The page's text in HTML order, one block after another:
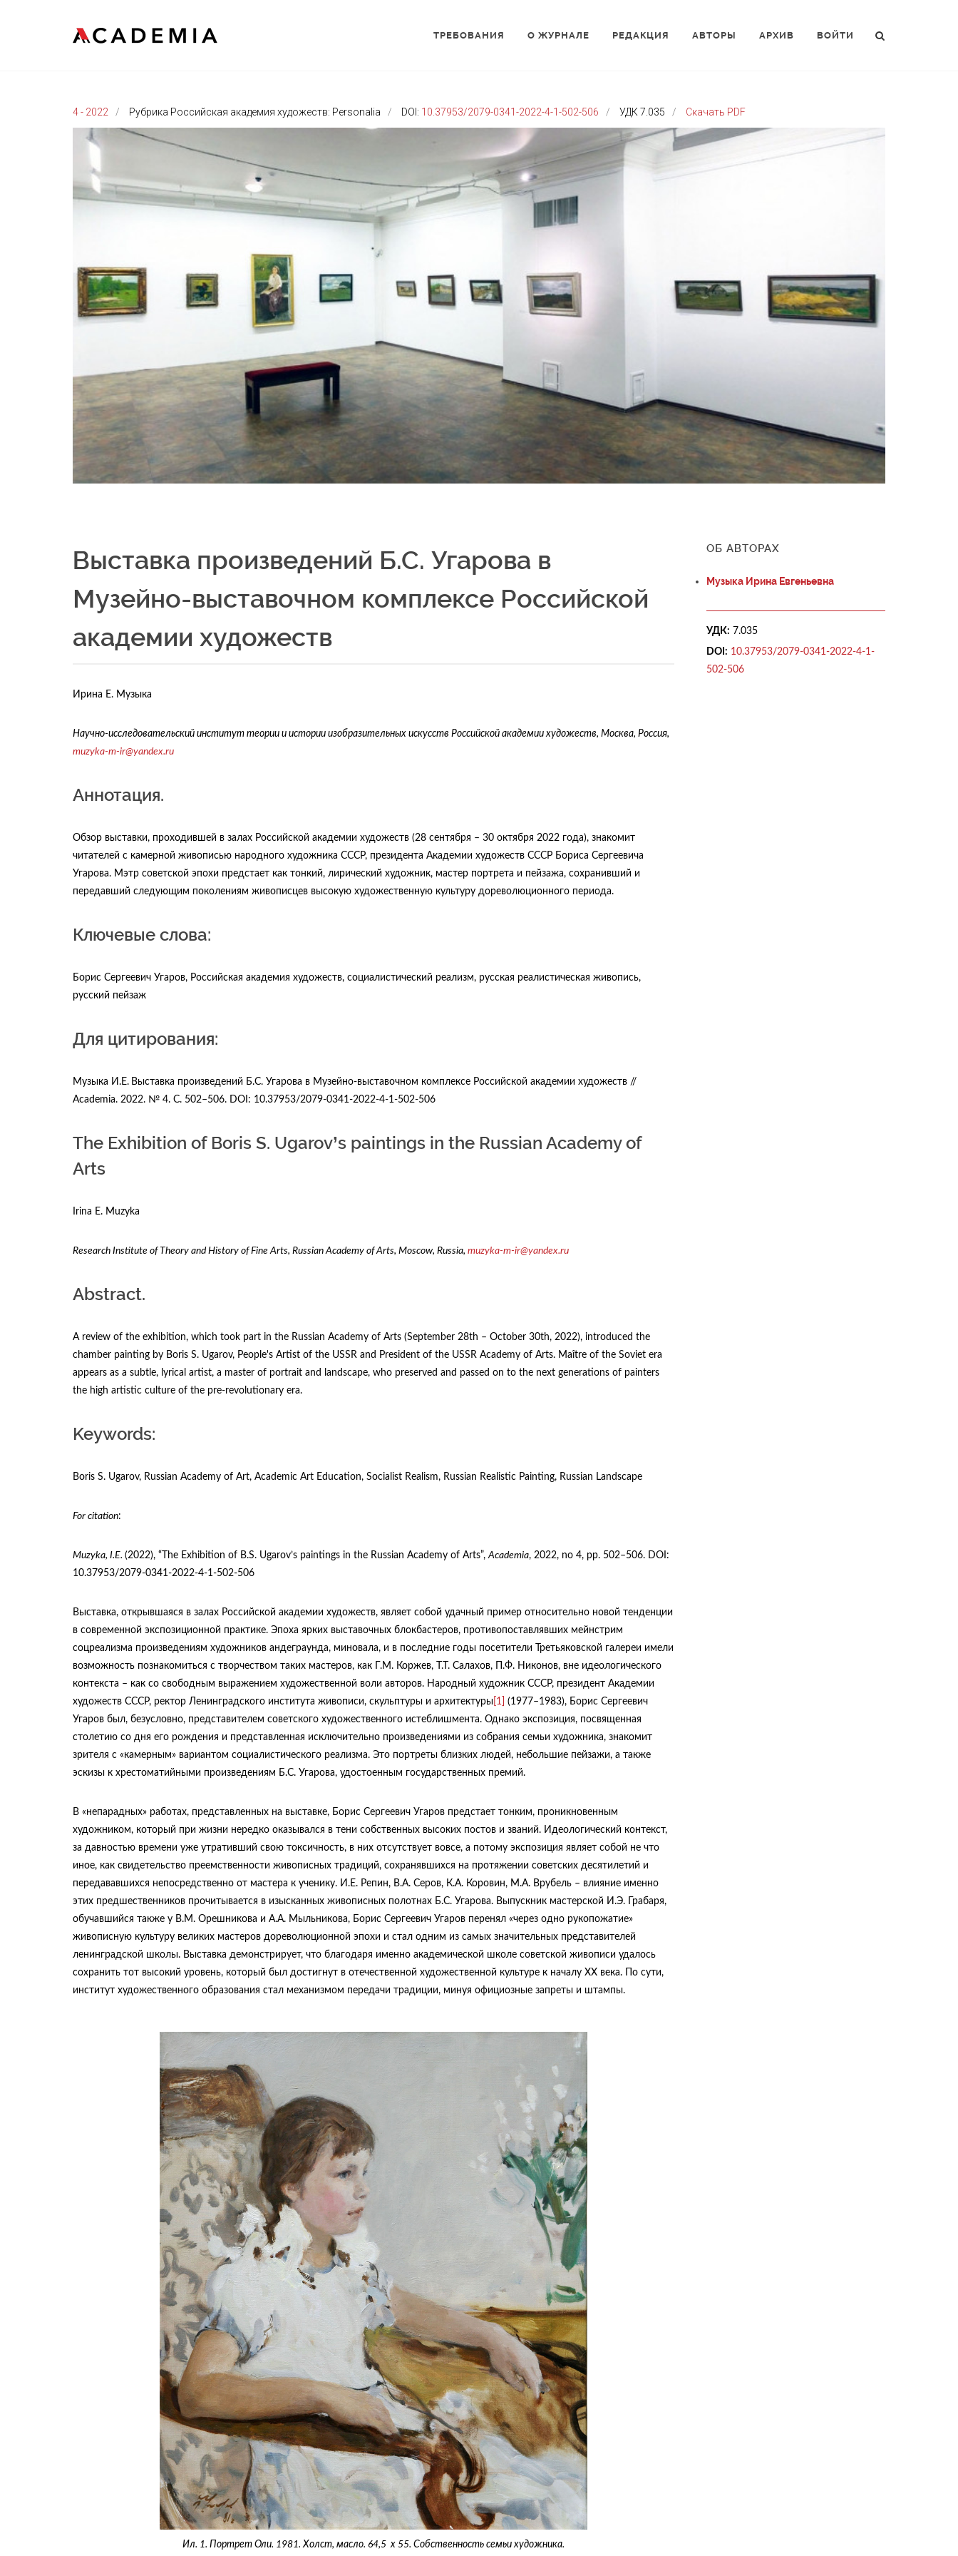
ТРЕБОВАНИЯ О ЖУРНАЛЕ РЕДАКЦИЯ АВТОРЫ АРХИВ ВОЙТИ
4 - 2022 Рубрика Российская академия художеств: Personalia DOI: 10.37953/2079-0341-2022-4-1-502-506 УДК 7.035 Скачать PDF
Выставка произведений Б.С. Угарова в
Музейно-выставочном комплексе Российской
академии художеств
Ирина Е. Музыка
Научно-исследовательский институт теории и истории изобразительных искусств Российской академии художеств, Москва, Россия,
muzyka-m-ir@yandex.ru
Аннотация.
Обзор выставки, проходившей в залах Российской академии художеств (28 сентября – 30 октября 2022 года), знакомит
читателей с камерной живописью народного художника СССР, президента Академии художеств СССР Бориса Сергеевича
Угарова. Мэтр советской эпохи предстает как тонкий, лирический художник, мастер портрета и пейзажа, сохранивший и
передавший следующим поколениям живописцев высокую художественную культуру дореволюционного периода.
Ключевые слова:
Борис Сергеевич Угаров, Российская академия художеств, социалистический реализм, русская реалистическая живопись,
русский пейзаж
Для цитирования:
Музыка И.Е. Выставка произведений Б.С. Угарова в Музейно-выставочном комплексе Российской академии художеств //
Academia. 2022. № 4. C. 502–506. DOI: 10.37953/2079-0341-2022-4-1-502-506
The Exhibition of Boris S. Ugarov’s paintings in the Russian Academy of
Arts
Irina E. Muzyka
Research Institute of Theory and History of Fine Arts, Russian Academy of Arts, Moscow, Russia, muzyka-m-ir@yandex.ru
Abstract.
A review of the exhibition, which took part in the Russian Academy of Arts (September 28th – October 30th, 2022), introduced the
chamber painting by Boris S. Ugarov, People's Artist of the USSR and President of the USSR Academy of Arts. Maître of the Soviet era
appears as a subtle, lyrical artist, a master of portrait and landscape, who preserved and passed on to the next generations of painters
the high artistic culture of the pre-revolutionary era.
Keywords:
Boris S. Ugarov, Russian Academy of Art, Academic Art Education, Socialist Realism, Russian Realistic Painting, Russian Landscape
For citation:
Muzyka, I.E. (2022), “The Exhibition of B.S. Ugarov’s paintings in the Russian Academy of Arts”,Academia, 2022, no 4, pp. 502–506. DOI:
10.37953/2079-0341-2022-4-1-502-506
Выставка, открывшаяся в залах Российской академии художеств, являет собой удачный пример относительно новой тенденции
в современной экспозиционной практике. Эпоха ярких выставочных блокбастеров, противопоставлявших мейнстрим
соцреализма произведениям художников андеграунда, миновала, и в последние годы посетители Третьяковской галереи имели
возможность познакомиться с творчеством таких мастеров, как Г.М. Коржев, Т.Т. Салахов, П.Ф. Никонов, вне идеологического
контекста – как со свободным выражением художественной воли авторов. Народный художник СССР, президент Академии
художеств СССР, ректор Ленинградского института живописи, скульптуры и архитектуры [1] (1977–1983), Борис Сергеевич
Угаров был, безусловно, представителем советского художественного истеблишмента. Однако экспозиция, посвященная
столетию со дня его рождения и представленная исключительно произведениями из собрания семьи художника, знакомит
зрителя с «камерным» вариантом социалистического реализма. Это портреты близких людей, небольшие пейзажи, а также
эскизы к хрестоматийными произведениям Б.С. Угарова, удостоенным государственных премий.
В «непарадных» работах, представленных на выставке, Борис Сергеевич Угаров предстает тонким, проникновенным
художником, который при жизни нередко оказывался в тени собственных высоких постов и званий. Идеологический контекст,
за давностью времени уже утративший свою токсичность, в них отсутствует вовсе, а потому экспозиция являет собой не что
иное, как свидетельство преемственности живописных традиций, сохранявшихся на протяжении советских десятилетий и
передававшихся непосредственно от мастера к ученику. И.Е. Репин, В.А. Серов, К.А. Коровин, М.А. Врубель – влияние именно
этих предшественников прочитывается в изысканных живописных полотнах Б.С. Угарова. Выпускник мастерской И.Э. Грабаря,
обучавшийся также у В.М. Орешникова и А.А. Мыльникова, Борис Сергеевич Угаров перенял «через одно рукопожатие»
живописную культуру великих мастеров дореволюционной эпохи и стал одним из самых значительных представителей
ленинградской школы. Выставка демонстрирует, что благодаря именно академической школе советской живописи удалось
сохранить тот высокий уровень, который был достигнут в отечественной художественной культуре к началу ХХ века. По сути,
институт художественного образования стал механизмом передачи традиции, минуя официозные запреты и штампы.
Ил. 1. Портрет Оли. 1981. Холст, масло. 64,5 х 55. Собственность семьи художника.
ОБ АВТОРАХ
Музыка Ирина Евгеньевна
УДК: 7.035
DOI: 10.37953/2079-0341-2022-4-1-
502-506